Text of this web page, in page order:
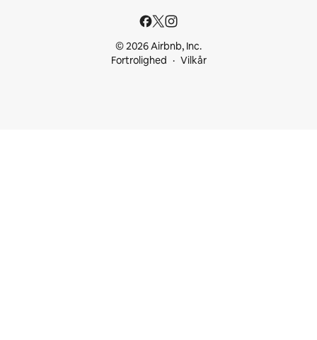
© 2026 Airbnb, Inc.
Fortrolighed
Vilkår